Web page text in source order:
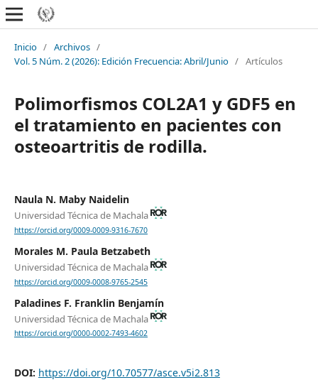
Inicio / Archivos /
Vol. 5 Núm. 2 (2026): Edición Frecuencia: Abril/Junio / Artículos
Polimorfismos COL2A1 y GDF5 en
el tratamiento en pacientes con
osteoartritis de rodilla.
Naula N. Maby Naidelin
Universidad Técnica de Machala
https://orcid.org/0009-0009-9316-7670
Morales M. Paula Betzabeth
Universidad Técnica de Machala
https://orcid.org/0009-0008-9765-2545
Paladines F. Franklin Benjamín
Universidad Técnica de Machala
https://orcid.org/0000-0002-7493-4602
DOI: https://doi.org/10.70577/asce.v5i2.813